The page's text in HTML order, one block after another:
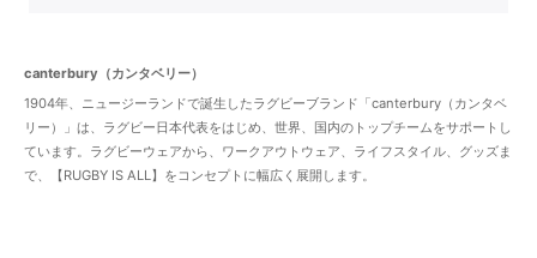
canterbury（カンタベリー）
1904年、ニュージーランドで誕生したラグビーブランド「canterbury（カンタベ
リー）」は、ラグビー日本代表をはじめ、世界、国内のトップチームをサポートし
ています。ラグビーウェアから、ワークアウトウェア、ライフスタイル、グッズま
で、【RUGBY IS ALL】をコンセプトに幅広く展開します。